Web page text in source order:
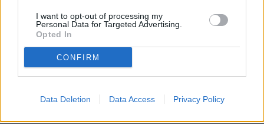
I want to opt-out of processing my
Personal Data for Targeted Advertising.
Opted In
CONFIRM
Data Deletion Data Access Privacy Policy
20.05.2026
Alessia Bucătaru s-a remarcat la
Fălticeni cucerește medalia de